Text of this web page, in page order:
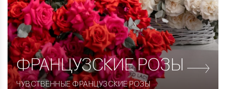
ФРАНЦУЗСКИЕРОЗЫ
ЧУВСТВЕННЫЕ ФРАНЦУЗСКИЕ РОЗЫ